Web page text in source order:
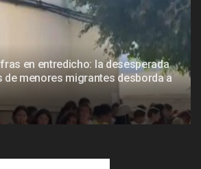
en entredicho: la desesperada
de menores migrantes desborda a